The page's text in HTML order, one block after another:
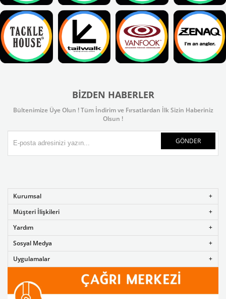
BIZDEN HABERLER
Bültenimize Üye Olun ! Tüm İndirim ve Fırsatlardan İlk Sizin Haberiniz
Olsun !
GÖNDER
Kurumsal
Müşteri İlişkileri
Yardım
Sosyal Medya
Uygulamalar